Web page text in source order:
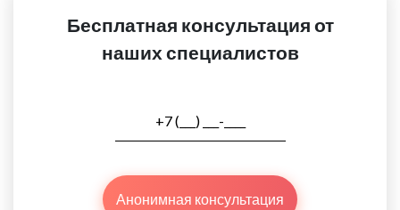
Бесплатная консультация от
наших специалистов
Анонимная консультация